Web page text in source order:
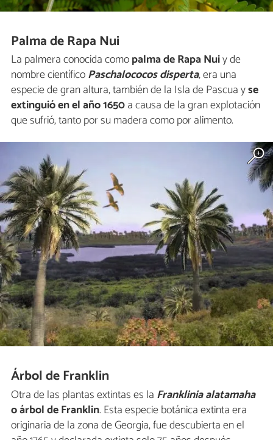
Palma de Rapa Nui
La palmera conocida comopalma de Rapa Nuiy de
nombre científicoPaschalococos disperta, era una
especie de gran altura, también de la Isla de Pascua yse
extinguió en el año 1650a causa de la gran explotación
que sufrió, tanto por su madera como por alimento.
Árbol de Franklin
Otra de las plantas extintas es la Franklinia alatamaha
o árbol de Franklin. Esta especie botánica extinta era
originaria de la zona de Georgia, fue descubierta en el